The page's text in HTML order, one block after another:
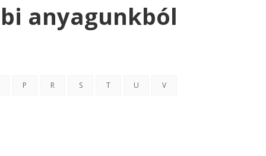
anyagunkból
P R S T U V